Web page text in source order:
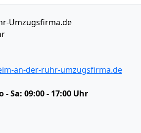
Umzugsfirma.de
an-der-ruhr-umzugsfirma.de
- Sa: 09:00 - 17:00 Uhr